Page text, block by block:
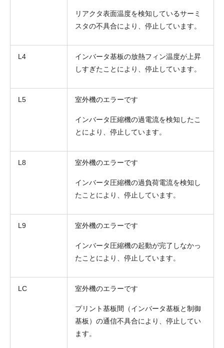
リアクタ表面温度を検知しているサーミ
スタの不具合により、停止しています。
L4
インバータ基板の放熱フィン温度が上昇
しすぎたことにより、停止しています。
L5 室外機のエラーです
インバータ圧縮機の過電流を検知したこ
とにより、停止しています。
L8 室外機のエラーです
インバータ圧縮機の過負荷電流を検知し
たことにより、停止しています。
L9 室外機のエラーです
インバータ圧縮機の起動が完了しなかっ
たことにより、停止しています。
LC 室外機のエラーです
プリント基板間（インバータ基板と制御
基板）の通信不具合により、停止してい
ます。